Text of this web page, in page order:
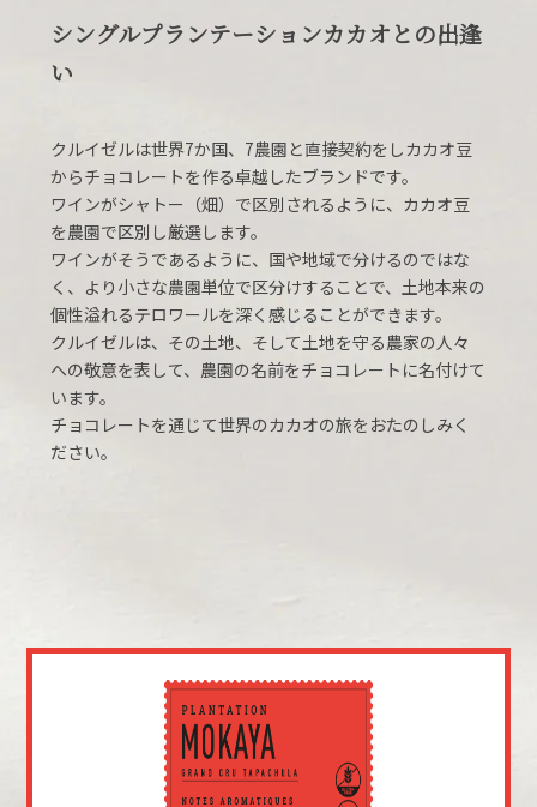
シングルプランテーションカカオとの出逢
い
クルイゼルは世界7か国、7農園と直接契約をしカカオ豆
からチョコレートを作る卓越したブランドです。
ワインがシャトー（畑）で区別されるように、カカオ豆
を農園で区別し厳選します。
ワインがそうであるように、国や地域で分けるのではな
く、より小さな農園単位で区分けすることで、土地本来の
個性溢れるテロワールを深く感じることができます。
クルイゼルは、その土地、そして土地を守る農家の人々
への敬意を表して、農園の名前をチョコレートに名付けて
います。
チョコレートを通じて世界のカカオの旅をおたのしみく
ださい。